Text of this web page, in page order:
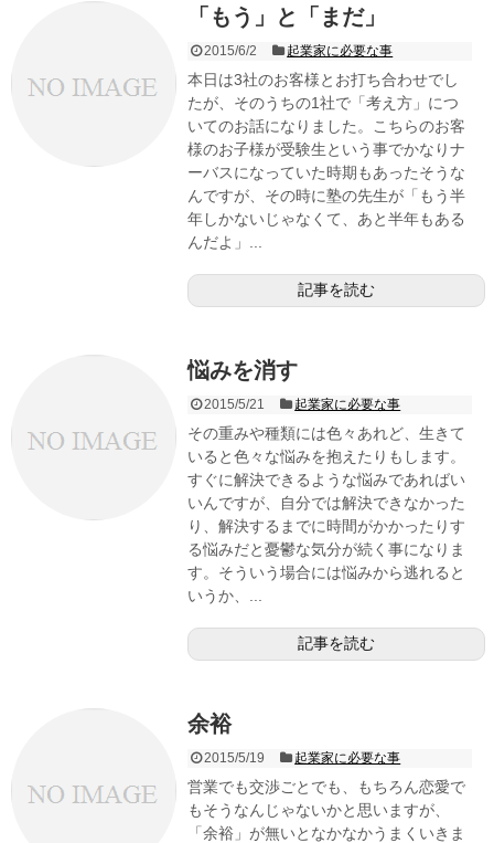
「もう」と「まだ」
2015/6/2 起業家に必要な事
本日は3社のお客様とお打ち合わせでし
たが、そのうちの1社で「考え方」につ
いてのお話になりました。こちらのお客
様のお子様が受験生という事でかなりナ
ーバスになっていた時期もあったそうな
んですが、その時に塾の先生が「もう半
年しかないじゃなくて、あと半年もある
んだよ」...
記事を読む
悩みを消す
2015/5/21 起業家に必要な事
その重みや種類には色々あれど、生きて
いると色々な悩みを抱えたりもします。
すぐに解決できるような悩みであればい
いんですが、自分では解決できなかった
り、解決するまでに時間がかかったりす
る悩みだと憂鬱な気分が続く事になりま
す。そういう場合には悩みから逃れると
いうか、...
記事を読む
余裕
2015/5/19 起業家に必要な事
営業でも交渉ごとでも、もちろん恋愛で
もそうなんじゃないかと思いますが、
「余裕」が無いとなかなかうまくいきま